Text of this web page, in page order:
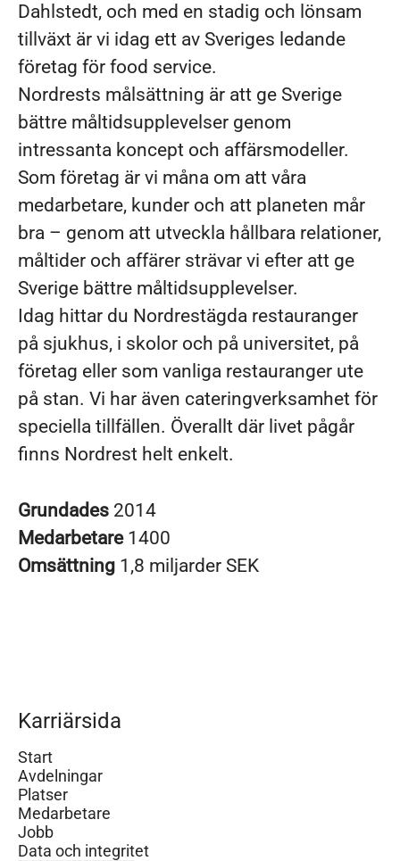
Dahlstedt, och med en stadig och lönsam
tillväxt är vi idag ett av Sveriges ledande
företag för food service.
Nordrests målsättning är att ge Sverige
bättre måltidsupplevelser genom
intressanta koncept och affärsmodeller.
Som företag är vi måna om att våra
medarbetare, kunder och att planeten mår
bra – genom att utveckla hållbara relationer,
måltider och affärer strävar vi efter att ge
Sverige bättre måltidsupplevelser.
Idag hittar du Nordrestägda restauranger
på sjukhus, i skolor och på universitet, på
företag eller som vanliga restauranger ute
på stan. Vi har även cateringverksamhet för
speciella tillfällen. Överallt där livet pågår
finns Nordrest helt enkelt.
Grundades 2014
Medarbetare 1400
Omsättning 1,8 miljarder SEK
Karriärsida
Start
Avdelningar
Platser
Medarbetare
Jobb
Data och integritet